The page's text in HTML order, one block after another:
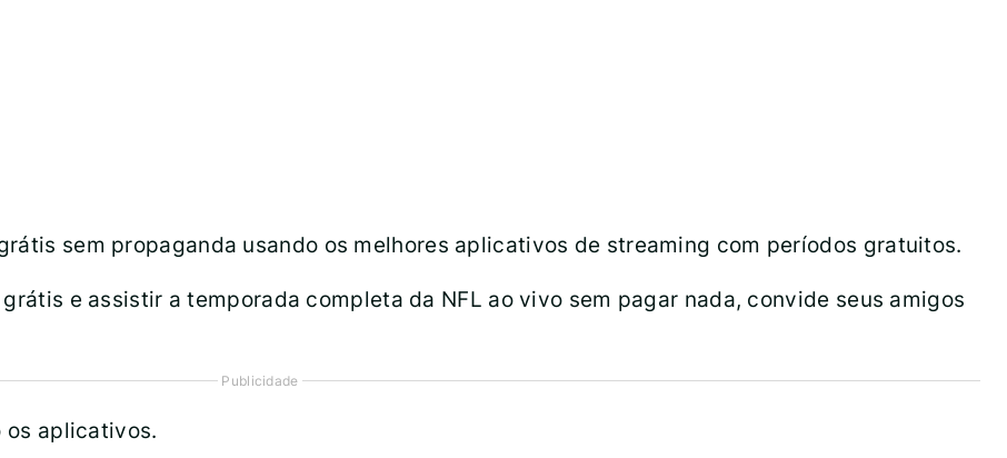
sem propaganda usando os melhores aplicativos de streaming com períodos gratuitos.
e assistir a temporada completa da NFL ao vivo sem pagar nada, convide seus amigos
Publicidade
aplicativos.